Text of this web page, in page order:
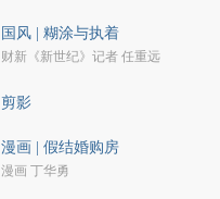
国风 | 糊涂与执着
财新《新世纪》记者 任重远
剪影
漫画 | 假结婚购房
漫画 丁华勇